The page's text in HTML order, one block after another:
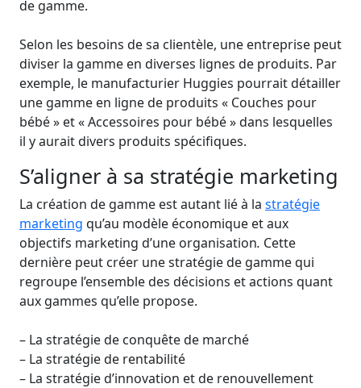
de gamme.
Selon les besoins de sa clientèle, une entreprise peut
diviser la gamme en diverses lignes de produits. Par
exemple, le manufacturier Huggies pourrait détailler
une gamme en ligne de produits « Couches pour
bébé » et « Accessoires pour bébé » dans lesquelles
il y aurait divers produits spécifiques.
S’aligner à sa stratégie marketing
La création de gamme est autant lié à la stratégie
marketing qu’au modèle économique et aux
objectifs marketing d’une organisation. Cette
dernière peut créer une stratégie de gamme qui
regroupe l’ensemble des décisions et actions quant
aux gammes qu’elle propose.
– La stratégie de conquête de marché
– La stratégie de rentabilité
– La stratégie d’innovation et de renouvellement